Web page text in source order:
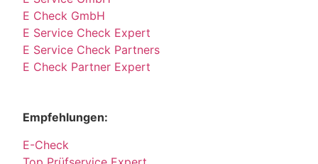
E Check GmbH
E Service Check Expert
E Service Check Partners
E Check Partner Expert
Empfehlungen:
E-Check